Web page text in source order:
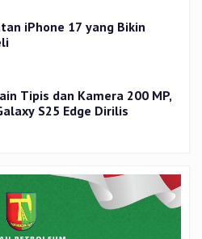
iPhone 17 yang Bikin
Tipis dan Kamera 200 MP,
S25 Edge Dirilis